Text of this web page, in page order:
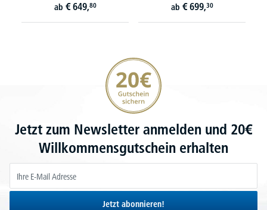
ab € 649,80 ab € 699,30
20€ Gutschein sichern
Jetzt zum Newsletter anmelden und 20€
Willkommensgutschein erhalten
Jetzt abonnieren!